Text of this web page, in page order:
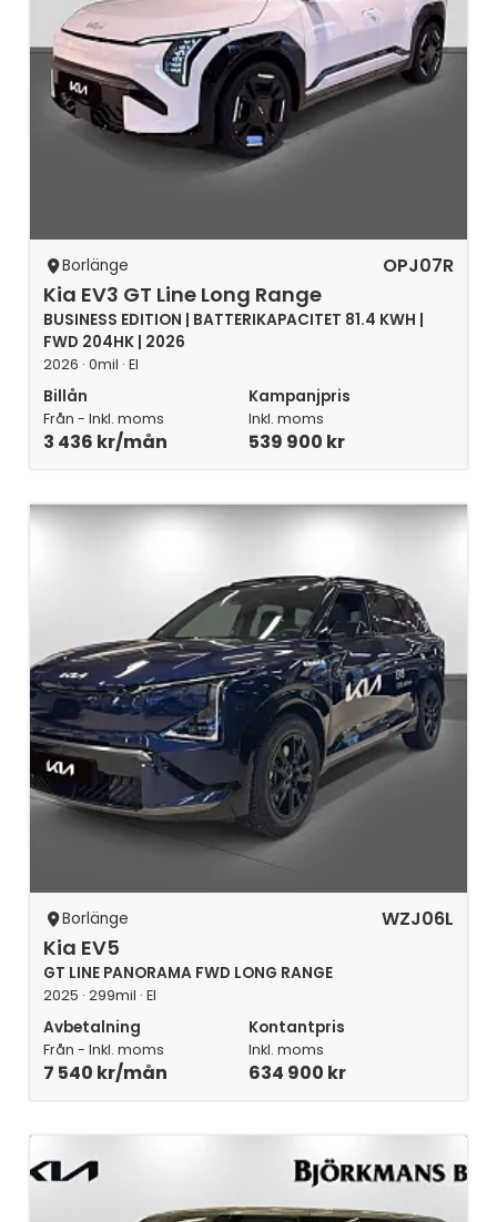
Kia EV3 GT Line Long Range
BUSINESS EDITION | BATTERIKAPACITET 81.4 KWH |
FWD 204HK | 2026
2026 · 0mil · El
Billån
Från - Inkl. moms
3 436 kr/mån 539 900 kr
Kia EV5
GT LINE PANORAMA FWD LONG RANGE
2025 · 299mil · El
Avbetalning
Från - Inkl. moms
7 540 kr/mån
Kontantpris
634 900 kr